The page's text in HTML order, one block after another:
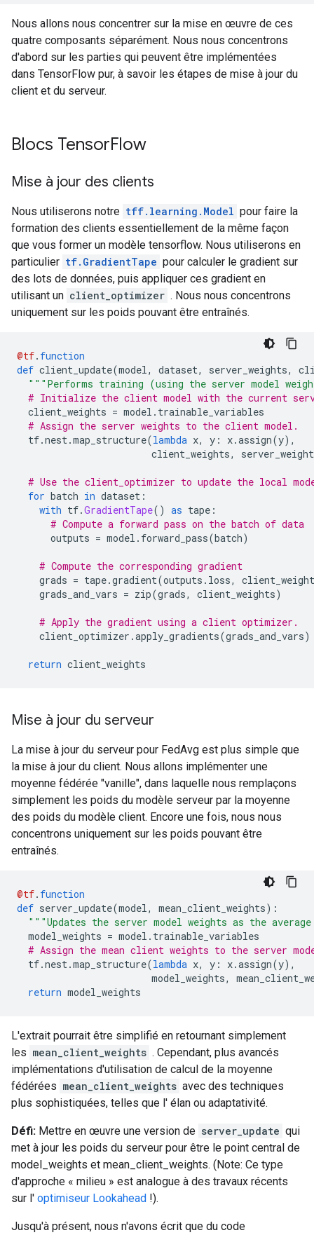
Nous allons nous concentrer sur la mise en œuvre de ces
quatre composants séparément. Nous nous concentrons
d'abord sur les parties qui peuvent être implémentées
dans TensorFlow pur, à savoir les étapes de mise à jour du
client et du serveur.
Blocs TensorFlow
Mise à jour des clients
Nous utiliserons notre tff.learning.Model pour faire la
formation des clients essentiellement de la même façon
que vous former un modèle tensorflow. Nous utiliserons en
particulier tf.GradientTape pour calculer le gradient sur
des lots de données, puis appliquer ces gradient en
utilisant un client_optimizer . Nous nous concentrons
uniquement sur les poids pouvant être entraînés.
@tf. function
def client_update(model, dataset, server_weights,
"""Performs training (using the server model
# Initialize the client model with the current
client_weights = model . trainable_variables
# Assign the server weights to the client model.
tf.nest.map_structure(lambda x, y : x.assign(y),
client_weights,
# Use the client_optimizer to update the local
for batch in dataset :
with tf.GradientTape() as tape :
# Compute a forward pass on the batch of data
outputs = model . forward_pass(batch)
# Compute the corresponding gradient
grads = tape.gradient(outputs . loss,
grads_and_vars = zip(grads, client_weights)
# Apply the gradient using a client optimizer.
client_optimizer .apply_gradients(grads_and_vars)
return client_weights
Mise à jour du serveur
La mise à jour du serveur pour FedAvg est plus simple que
la mise à jour du client. Nous allons implémenter une
moyenne fédérée "vanille", dans laquelle nous remplaçons
simplement les poids du modèle serveur par la moyenne
des poids du modèle client. Encore une fois, nous nous
concentrons uniquement sur les poids pouvant être
entraînés.
@tf. function
def server_update(model, mean_client_weights):
"""Updates the server model weights as the
model_weights = model . trainable_variables
# Assign the mean client weights to the server
tf.nest.map_structure(lambda x, y : x.assign(y),
model_weights,
return model_weights
L'extrait pourrait être simplifié en retournant simplement
les mean_client_weights . Cependant, plus avancés
implémentations d'utilisation de calcul de la moyenne
fédérées mean_client_weights avec des techniques
plus sophistiquées, telles que l' élan ou adaptativité.
Défi: Mettre en œuvre une version de server_update qui
met à jour les poids du serveur pour être le point central de
model_weights et mean_client_weights. (Note: Ce type
d'approche « milieu » est analogue à des travaux récents
sur l' optimiseur Lookahead !).
Jusqu'à présent, nous n'avons écrit que du code